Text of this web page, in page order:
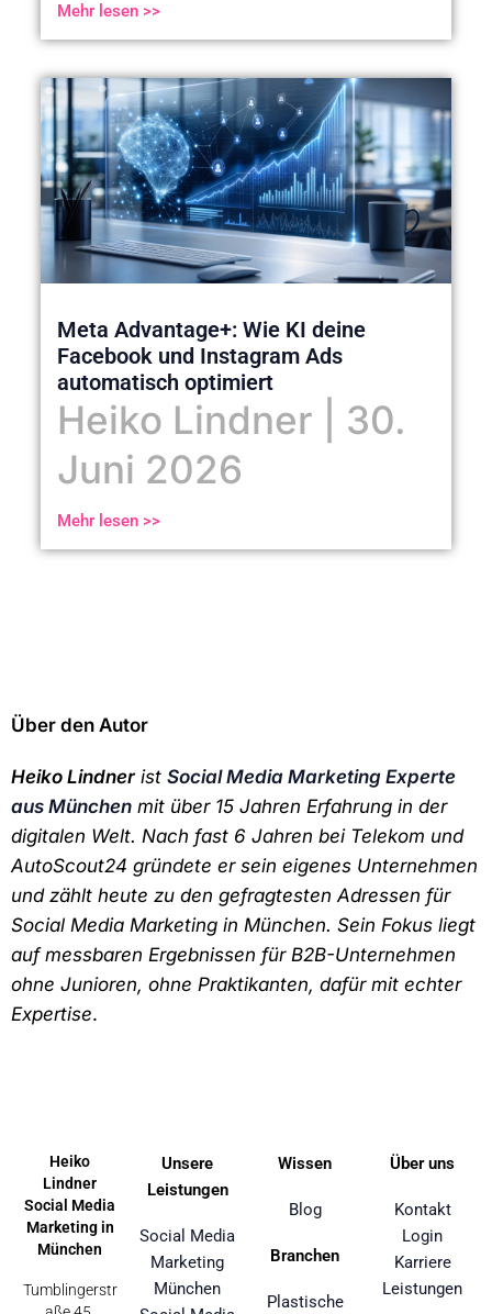
Mehr lesen >>
Meta Advantage+: Wie KI deine
Facebook und Instagram Ads
automatisch optimiert
Heiko Lindner
30.
Juni 2026
Mehr lesen >>
Über den Autor
Heiko Lindner ist Social Media Marketing Experte
aus München mit über 15 Jahren Erfahrung in der
digitalen Welt. Nach fast 6 Jahren bei Telekom und
AutoScout24 gründete er sein eigenes Unternehmen
und zählt heute zu den gefragtesten Adressen für
Social Media Marketing in München. Sein Fokus liegt
auf messbaren Ergebnissen für B2B-Unternehmen
ohne Junioren, ohne Praktikanten, dafür mit echter
Expertise.
Heiko
Lindner
Social Media
Marketing in
München
Tumblingerstr
Unsere
Leistungen
Social Media
Marketing
München
Wissen
Blog
Branchen
Plastische
Über uns
Kontakt
Login
Karriere
Leistungen